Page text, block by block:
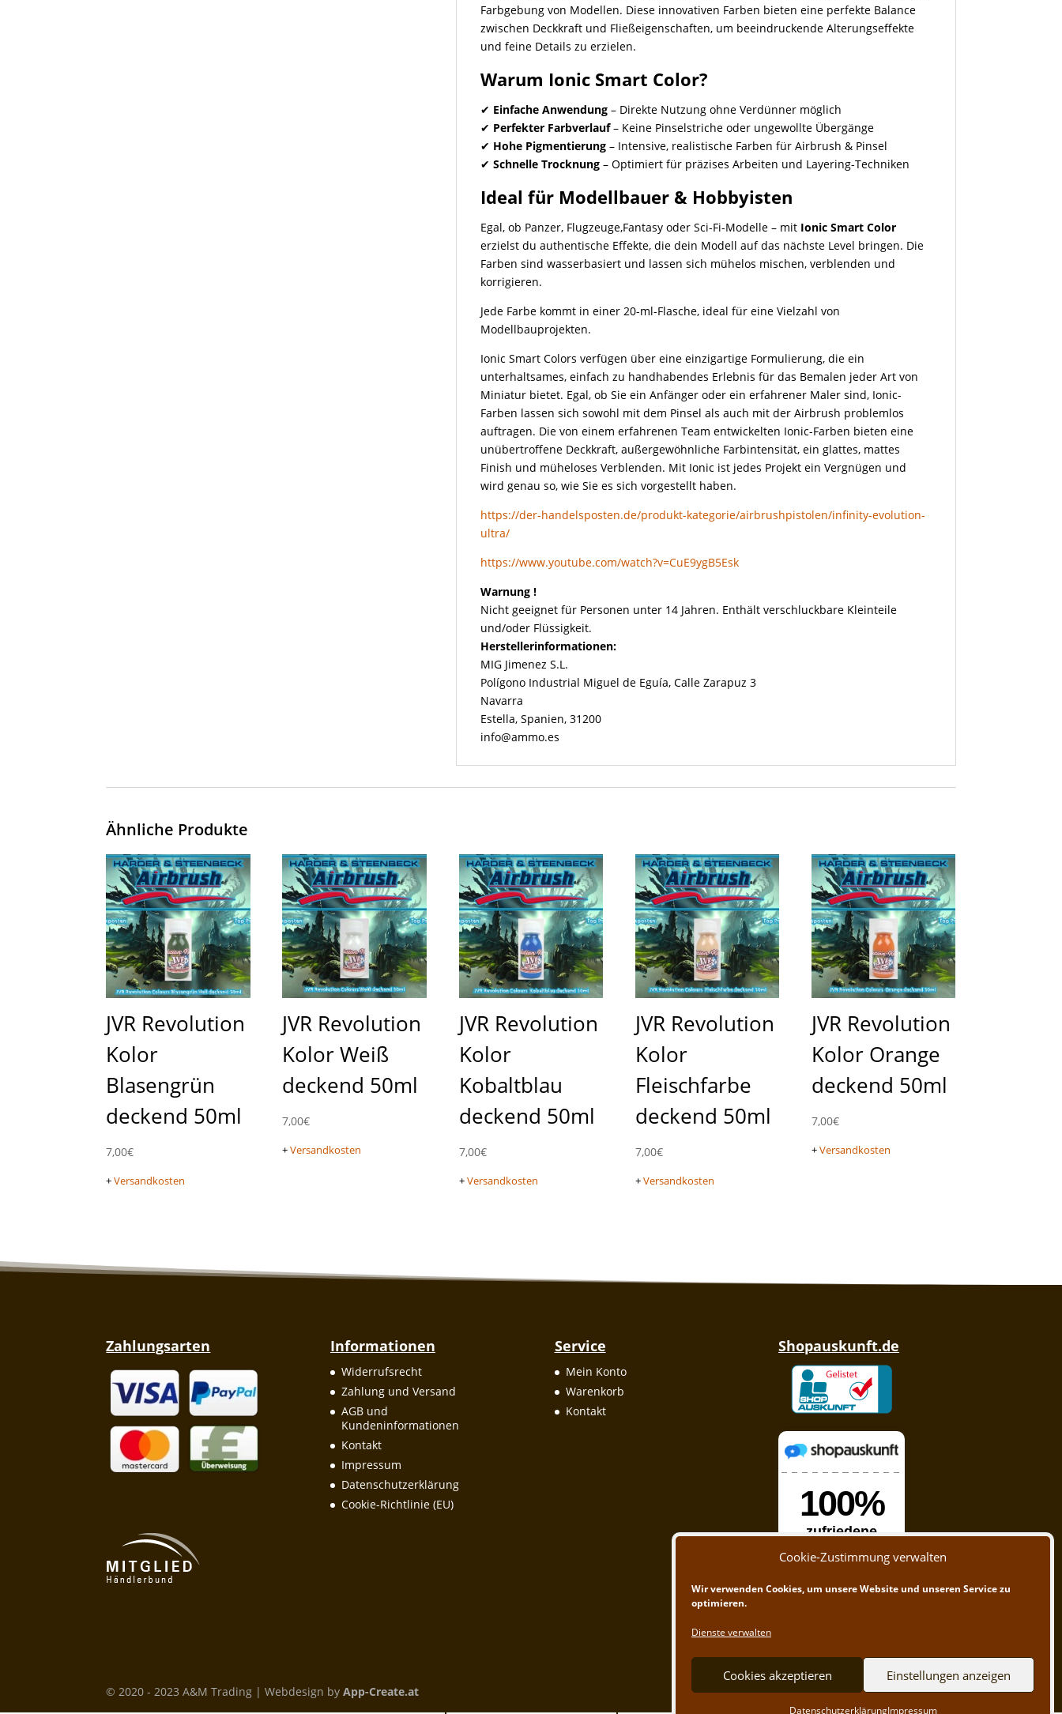
Cookie-Zustimmung verwalten
Wir verwenden Cookies, um unsere Website und unseren Service zu
optimieren.
Dienste verwalten
Cookies akzeptieren Einstellungen anzeigen
DatenschutzerklärungImpressum
Farbgebung von Modellen. Diese innovativen Farben bieten eine perfekte Balance
zwischen Deckkraft und Fließeigenschaften, um beeindruckende Alterungseffekte
und feine Details zu erzielen.
Warum Ionic Smart Color?
✔ Einfache Anwendung – Direkte Nutzung ohne Verdünner möglich
✔ Perfekter Farbverlauf– Keine Pinselstriche oder ungewollte Übergänge
✔ Hohe Pigmentierung – Intensive, realistische Farben für Airbrush & Pinsel
✔Schnelle Trocknung – Optimiert für präzises Arbeiten und Layering-Techniken
Ideal für Modellbauer & Hobbyisten
Egal, ob Panzer, Flugzeuge,Fantasy oder Sci-Fi-Modelle – mit Ionic Smart Color
erzielst du authentische Effekte, die dein Modell auf das nächste Level bringen. Die
Farben sind wasserbasiert und lassen sich mühelos mischen, verblenden und
korrigieren.
Jede Farbe kommt in einer 20-ml-Flasche, ideal für eine Vielzahl von
Modellbauprojekten.
Ionic Smart Colors verfügen über eine einzigartige Formulierung, die ein
unterhaltsames, einfach zu handhabendes Erlebnis für das Bemalen jeder Art von
Miniatur bietet. Egal, ob Sie ein Anfänger oder ein erfahrener Maler sind, Ionic-
Farben lassen sich sowohl mit dem Pinsel als auch mit der Airbrush problemlos
auftragen. Die von einem erfahrenen Team entwickelten Ionic-Farben bieten eine
unübertroffene Deckkraft, außergewöhnliche Farbintensität, ein glattes, mattes
Finish und müheloses Verblenden. Mit Ionic ist jedes Projekt ein Vergnügen und
wird genau so, wie Sie es sich vorgestellt haben.
https://der-handelsposten.de/produkt-kategorie/airbrushpistolen/infinity-evolution-
ultra/
https://www.youtube.com/watch?v=CuE9ygB5Esk
Warnung !
Nicht geeignet für Personen unter 14 Jahren. Enthält verschluckbare Kleinteile
und/oder Flüssigkeit.
Herstellerinformationen:
MIG Jimenez S.L.
Polígono Industrial Miguel de Eguía, Calle Zarapuz 3
Navarra
Estella, Spanien, 31200
info@ammo.es
Ähnliche Produkte
JVR Revolution
Kolor
Blasengrün
deckend 50ml
7,00€
+Versandkosten
JVR Revolution
Kolor Weiß
deckend 50ml
7,00€
+Versandkosten
JVR Revolution
Kolor
Kobaltblau
deckend 50ml
7,00€
+Versandkosten
JVR Revolution
Kolor
Fleischfarbe
deckend 50ml
7,00€
+Versandkosten
JVR Revolution
Kolor Orange
deckend 50ml
7,00€
+Versandkosten
Zahlungsarten Informationen
Widerrufsrecht
Zahlung und Versand
AGB und
Kundeninformationen
Kontakt
Impressum
Datenschutzerklärung
Cookie-Richtlinie (EU)
Service
Mein Konto
Warenkorb
Kontakt
Shopauskunft.de
© 2020 - 2023 A&M Trading | Webdesign byApp-Create.at